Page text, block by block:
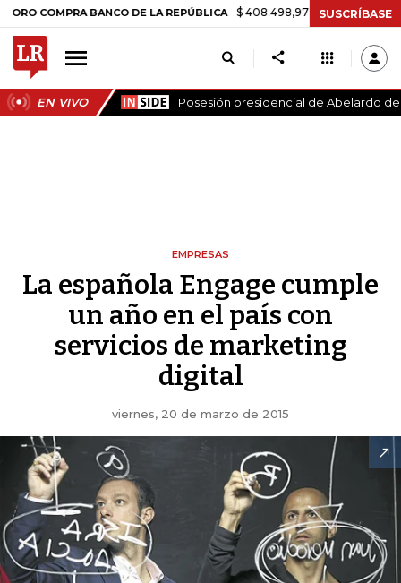
BANCO DE LA REPÚBLICA $ 408.498,97 +$ 8.753,81 +2,19%
SUSCRÍBASE
EN VIVO Posesión presidencial de Abelardo de
EMPRESAS
La española Engage cumple
un año en el país con
servicios de marketing
digital
viernes, 20 de marzo de 2015